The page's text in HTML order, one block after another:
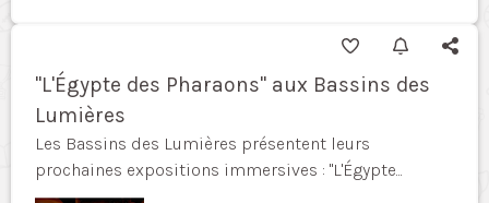
"L'Égypte des Pharaons" aux Bassins des
Lumières
Les Bassins des Lumières présentent leurs
prochaines expositions immersives : "L'Égypte...